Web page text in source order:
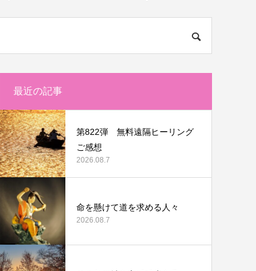
最近の記事
第822弾 無料遠隔ヒーリング
ご感想
2026.08.7
命を懸けて道を求める人々
2026.08.7